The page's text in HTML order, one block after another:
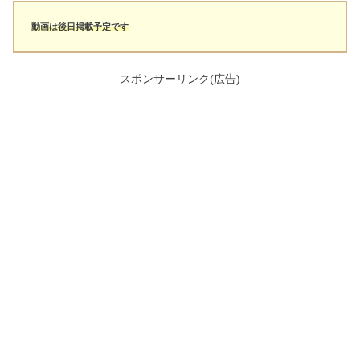
動画は後日掲載予定です
スポンサーリンク(広告)